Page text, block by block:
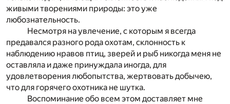
живыми творениями природы: это уже
любознательность.
Несмотря на увлечение, с которым я всегда
предавался разного рода охотам, склонность к
наблюдению нравов птиц, зверей и рыб никогда меня не
оставляла и даже принуждала иногда, для
удовлетворения любопытства, жертвовать добычею,
что для горячего охотника не шутка.
Воспоминание обо всем этом доставляет мне